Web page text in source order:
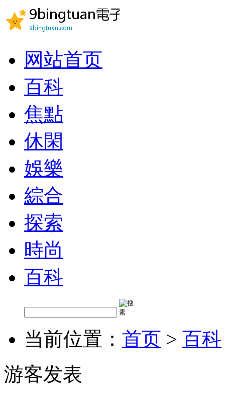
网站首页
百科
焦點
休閑
娛樂
綜合
探索
時尚
百科
当前位置： 首页 > 百科
游客发表